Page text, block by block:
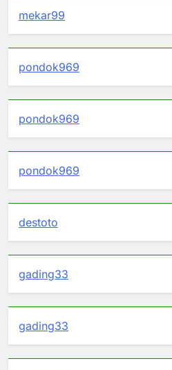
mekar99
pondok969
pondok969
pondok969
destoto
gading33
gading33